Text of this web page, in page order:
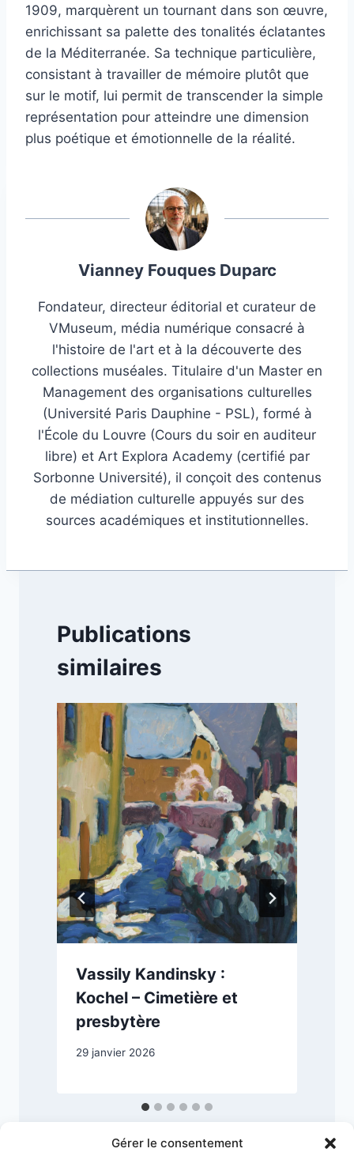
Gérer le consentement
1909, marquèrent un tournant dans son œuvre,
enrichissant sa palette des tonalités éclatantes
de la Méditerranée. Sa technique particulière,
consistant à travailler de mémoire plutôt que
sur le motif, lui permit de transcender la simple
représentation pour atteindre une dimension
plus poétique et émotionnelle de la réalité.
Vianney Fouques Duparc
Fondateur, directeur éditorial et curateur de
VMuseum, média numérique consacré à
l'histoire de l'art et à la découverte des
collections muséales. Titulaire d'un Master en
Management des organisations culturelles
(Université Paris Dauphine - PSL), formé à
l'École du Louvre (Cours du soir en auditeur
libre) et Art Explora Academy (certifié par
Sorbonne Université), il conçoit des contenus
de médiation culturelle appuyés sur des
sources académiques et institutionnelles.
Publications
similaires
Vassily Kandinsky :
Kochel – Cimetière et
presbytère
29 janvier 2026